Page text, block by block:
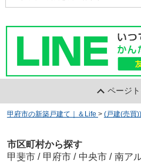
ページ
甲府市の新築戸建て｜＆Life > (戸建(売買
市区町村から探す
甲斐市 / 甲府市 / 中央市 / 南ア